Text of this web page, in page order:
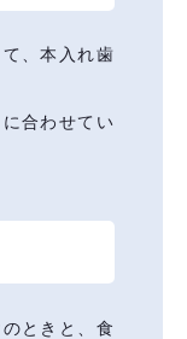
、本入れ歯
合わせてい
ときと、食